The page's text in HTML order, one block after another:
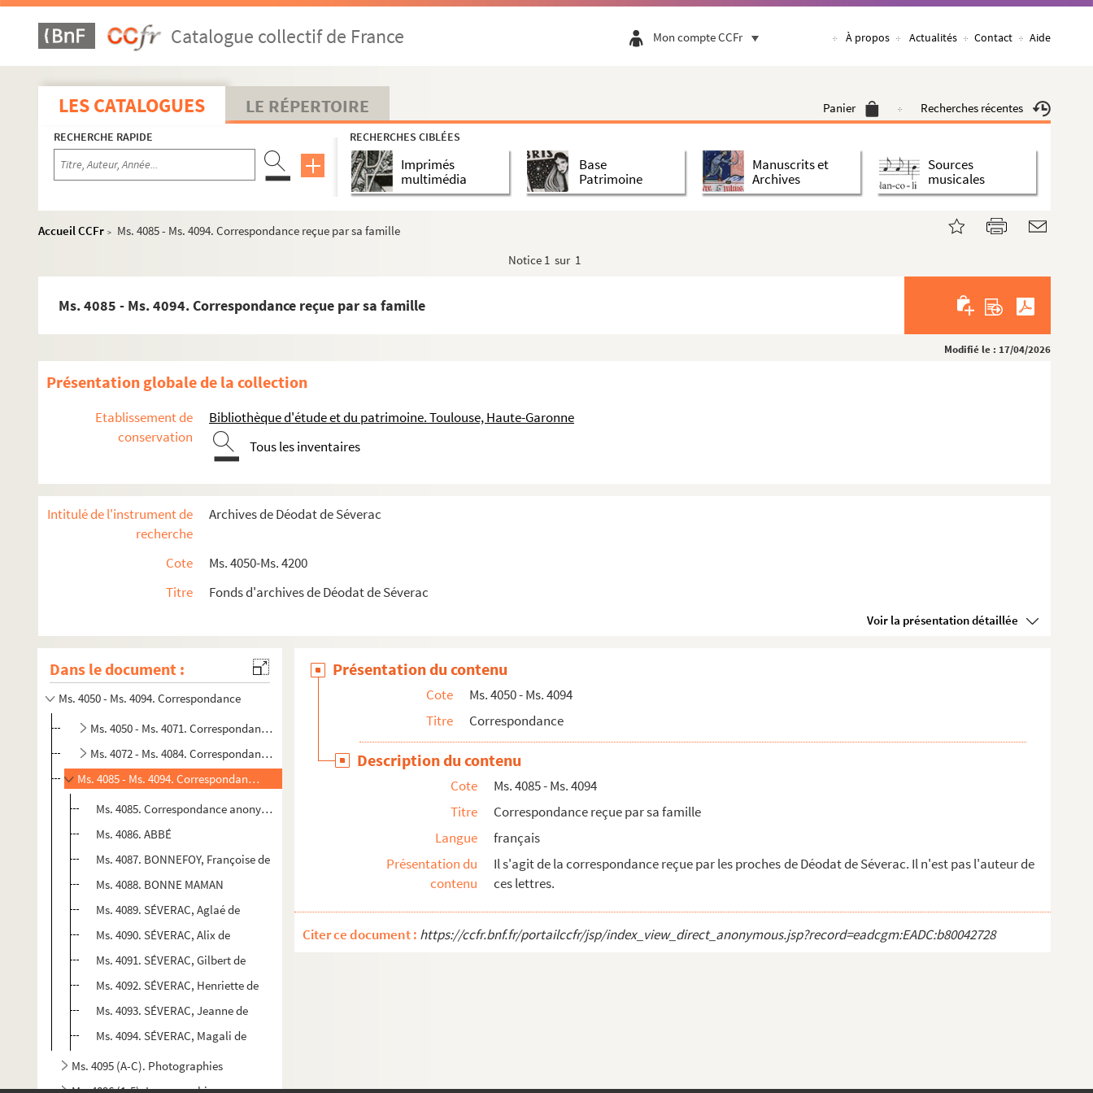
Catalogue collectif de France Mon compte CCFr À propos Actualités Contact Aide
LES CATALOGUES LE RÉPERTOIRE Panier Recherches récentes
RECHERCHE RAPIDE RECHERCHES CIBLÉES
Imprimés
multimédia
Base
Patrimoine
Manuscrits et
Archives
Sources
musicales
Accueil CCFr >
Ms. 4085 - Ms. 4094. Correspondance reçue par sa famille
Notice 1 sur 1
Ms. 4085 - Ms. 4094. Correspondance reçue par sa famille
Modifié le : 17/04/2026
Présentation globale de la collection
Etablissement de
conservation
Bibliothèque d'étude et du patrimoine. Toulouse, Haute-Garonne
Tous les inventaires
Intitulé de l'instrument de
recherche
Archives de Déodat de Séverac
Cote
Ms. 4050-Ms. 4200
Titre
Fonds d'archives de Déodat de Séverac
Voir la présentation détaillée
Dans le document :
Ms. 4050 - Ms. 4094. Correspondance
Ms. 4050 - Ms. 4071. Correspondance passive
Ms. 4072 - Ms. 4084. Correspondance active
Ms. 4085 - Ms. 4094. Correspondance reçue par sa famille
Ms. 4085. Correspondance anonyme
Ms. 4086. ABBÉ
Ms. 4087. BONNEFOY, Françoise de
Ms. 4088. BONNE MAMAN
Ms. 4089. SÉVERAC, Aglaé de
Ms. 4090. SÉVERAC, Alix de
Ms. 4091. SÉVERAC, Gilbert de
Ms. 4092. SÉVERAC, Henriette de
Ms. 4093. SÉVERAC, Jeanne de
Ms. 4094. SÉVERAC, Magali de
Ms. 4095 (A-C). Photographies
Présentation du contenu
Cote
Ms. 4050 - Ms. 4094
Titre
Correspondance
Description du contenu
Cote
Ms. 4085 - Ms. 4094
Titre
Correspondance reçue par sa famille
Langue
français
Présentation du
contenu
Il s'agit de la correspondance reçue par les proches de Déodat de Séverac. Il n'est pas l'auteur de
ces lettres.
Citer ce document : https://ccfr.bnf.fr/portailccfr/jsp/index_view_direct_anonymous.jsp?record=eadcgm:EADC:b80042728